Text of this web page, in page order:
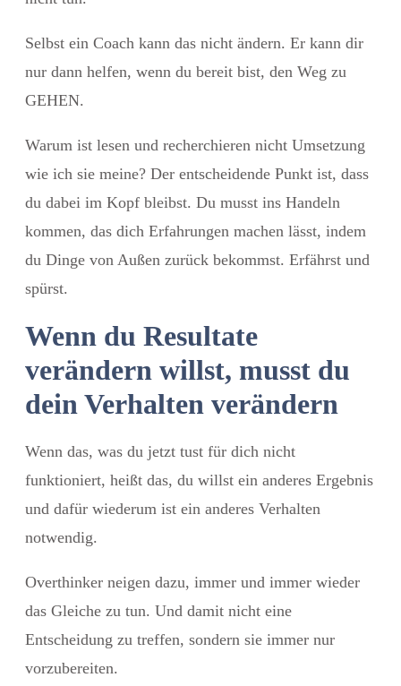
Selbst ein Coach kann das nicht ändern. Er kann dir
nur dann helfen, wenn du bereit bist, den Weg zu
GEHEN.
Warum ist lesen und recherchieren nicht Umsetzung
wie ich sie meine? Der entscheidende Punkt ist, dass
du dabei im Kopf bleibst. Du musst ins Handeln
kommen, das dich Erfahrungen machen lässt, indem
du Dinge von Außen zurück bekommst. Erfährst und
spürst.
Wenn du Resultate
verändern willst, musst du
dein Verhalten verändern
Wenn das, was du jetzt tust für dich nicht
funktioniert, heißt das, du willst ein anderes Ergebnis
und dafür wiederum ist ein anderes Verhalten
notwendig.
Overthinker neigen dazu, immer und immer wieder
das Gleiche zu tun. Und damit nicht eine
Entscheidung zu treffen, sondern sie immer nur
vorzubereiten.